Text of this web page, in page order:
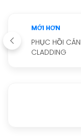
MỚI HƠN
PHỤC HỒI
CLADDING